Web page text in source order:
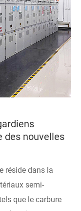
des nouvelles
réside dans la
semi-
que le carbure